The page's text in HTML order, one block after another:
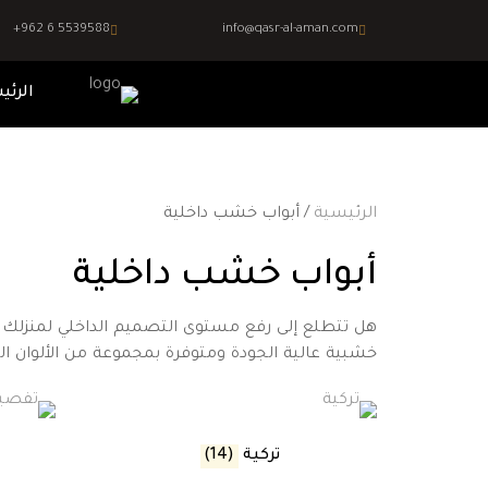
info@qasr-al-aman.com
+962 6 5539588
الرئيسية / أبواب خشب داخلية
أبواب خشب داخلية
هل تتطلع إلى رفع مستوى التصميم الداخلي لمنزلك
خشبية عالية الجودة ومتوفرة بمجموعة من
تركية (14)